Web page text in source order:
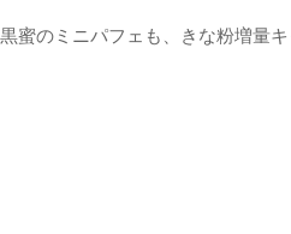
のミニパフェも、きな粉増量キ